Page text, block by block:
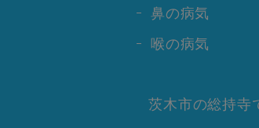
鼻の病気
喉の病気
茨木市の総持寺